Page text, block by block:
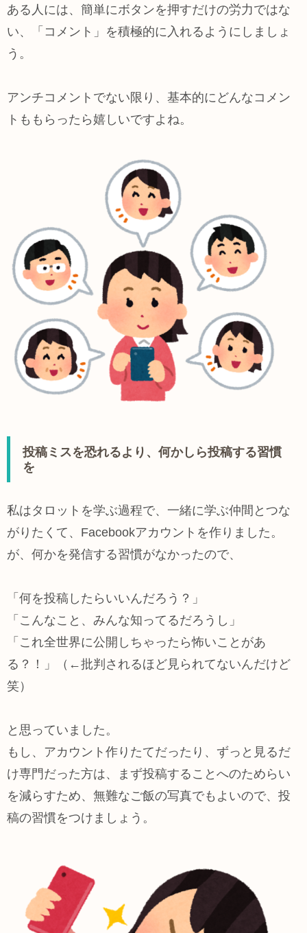
ある人には、簡単にボタンを押すだけの労力ではな
い、「コメント」を積極的に入れるようにしましょ
う。
アンチコメントでない限り、基本的にどんなコメン
トももらったら嬉しいですよね。
投稿ミスを恐れるより、何かしら投稿する習慣
を
私はタロットを学ぶ過程で、一緒に学ぶ仲間とつな
がりたくて、Facebookアカウントを作りました。
が、何かを発信する習慣がなかったので、
「何を投稿したらいいんだろう？」
「こんなこと、みんな知ってるだろうし」
「これ全世界に公開しちゃったら怖いことがあ
る？！」（←批判されるほど見られてないんだけど
笑）
と思っていました。
もし、アカウント作りたてだったり、ずっと見るだ
け専門だった方は、まず投稿することへのためらい
を減らすため、無難なご飯の写真でもよいので、投
稿の習慣をつけましょう。